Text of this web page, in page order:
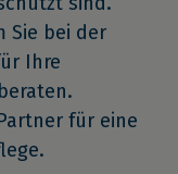
Sie bei der
Ihre
für eine